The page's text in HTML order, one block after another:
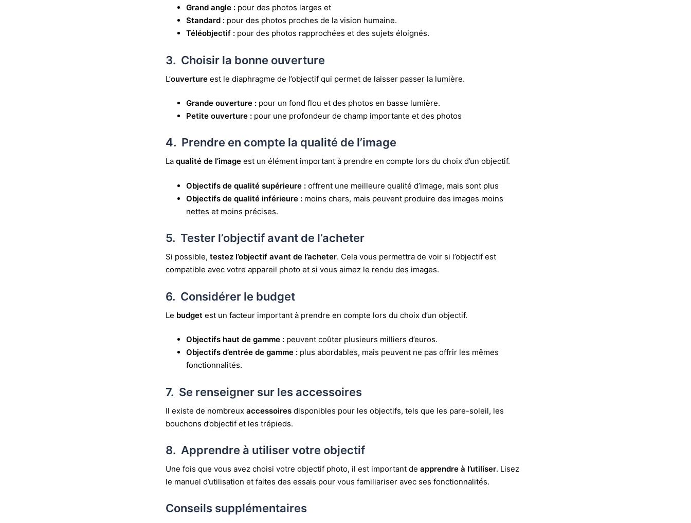
Grand angle : pour des photos larges et
Standard : pour des photos proches de la vision humaine.
Téléobjectif : pour des photos rapprochées et des sujets éloignés.
3. Choisir la bonne ouverture
L’ouverture est le diaphragme de l’objectif qui permet de laisser passer la lumière.
Grande ouverture : pour un fond flou et des photos en basse lumière.
Petite ouverture : pour une profondeur de champ importante et des photos
4. Prendre en compte la qualité de l’image
La qualité de l’image est un élément important à prendre en compte lors du choix d’un objectif.
Objectifs de qualité supérieure : offrent une meilleure qualité d’image, mais sont plus
Objectifs de qualité inférieure : moins chers, mais peuvent produire des images moins
nettes et moins précises.
5. Tester l’objectif avant de l’acheter
Si possible, testez l’objectif avant de l’acheter. Cela vous permettra de voir si l’objectif est
compatible avec votre appareil photo et si vous aimez le rendu des images.
6. Considérer le budget
Le budget est un facteur important à prendre en compte lors du choix d’un objectif.
Objectifs haut de gamme : peuvent coûter plusieurs milliers d’euros.
Objectifs d’entrée de gamme : plus abordables, mais peuvent ne pas offrir les mêmes
fonctionnalités.
7. Se renseigner sur les accessoires
Il existe de nombreux accessoires disponibles pour les objectifs, tels que les pare-soleil, les
bouchons d’objectif et les trépieds.
8. Apprendre à utiliser votre objectif
Une fois que vous avez choisi votre objectif photo, il est important de apprendre à l’utiliser. Lisez
le manuel d’utilisation et faites des essais pour vous familiariser avec ses fonctionnalités.
Conseils supplémentaires